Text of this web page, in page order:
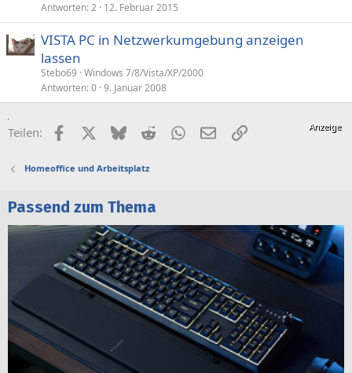
Antworten 2 12. Februar 2015
VISTA PC in Netzwerkumgebung anzeigen
lassen
Stebo69 Windows 7/8/Vista/XP/2000
Antworten 0 9. Januar 2008
Teilen: FacebookX (Twitter)
BlueskyRedditWhatsApp
E-MailLink
Homeoffice und Arbeitsplatz
Passend zum Thema